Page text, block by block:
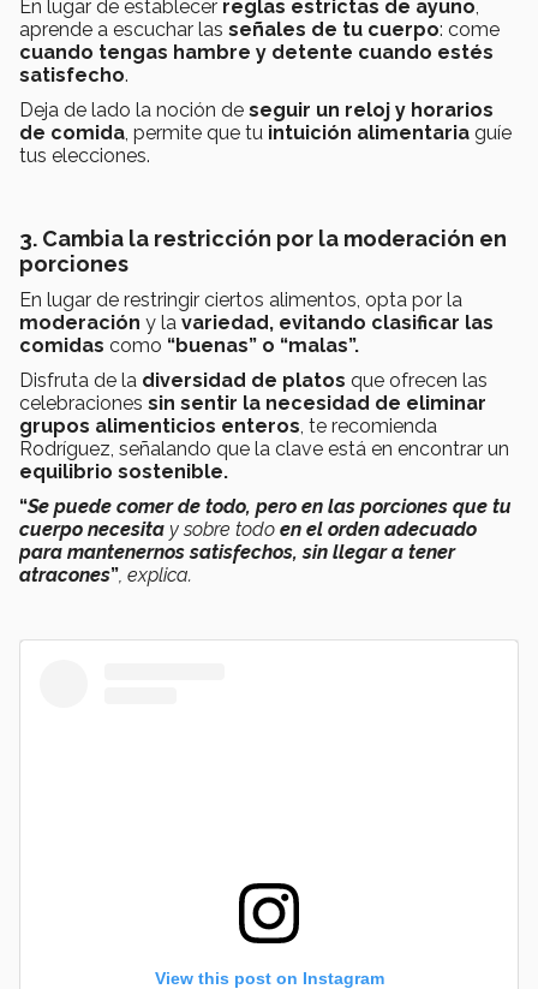
En lugar de establecer reglas estrictas de ayuno,
aprende a escuchar las señales de tu cuerpo: come
cuando tengas hambre y detente cuando estés
satisfecho.
Deja de lado la noción de seguir un reloj y horarios
de comida, permite que tu intuición alimentaria guíe
tus elecciones.
3. Cambia la restricción por la moderación en
porciones
En lugar de restringir ciertos alimentos, opta por la
moderación y la variedad, evitando clasificar las
comidas como “buenas” o “malas”.
Disfruta de la diversidad de platos que ofrecen las
celebraciones sin sentir la necesidad de eliminar
grupos alimenticios enteros, te recomienda
Rodríguez, señalando que la clave está en encontrar un
equilibrio sostenible.
“Se puede comer de todo, pero en las porciones que tu
cuerpo necesita y sobre todo en el orden adecuado
para mantenernos satisfechos, sin llegar a tener
atracones”, explica.
View this post on Instagram